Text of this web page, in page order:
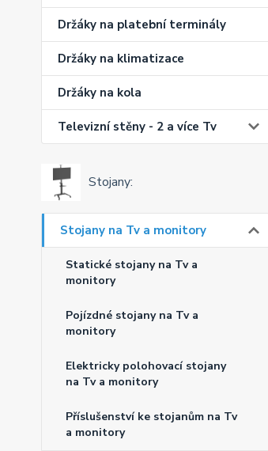
Držáky na platební terminály
Držáky na klimatizace
Držáky na kola
Televizní stěny - 2 a více Tv
Stojany:
Stojany na Tv a monitory
Statické stojany na Tv a
monitory
Pojízdné stojany na Tv a
monitory
Elektricky polohovací stojany
na Tv a monitory
Příslušenství ke stojanům na Tv
a monitory